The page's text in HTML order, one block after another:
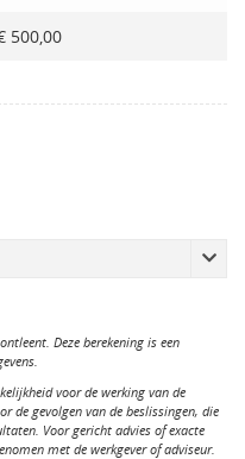
500,00
Deze berekening is een
voor de werking van de
de gevolgen van de beslissingen, die
Voor gericht advies of exacte
met de werkgever of adviseur.